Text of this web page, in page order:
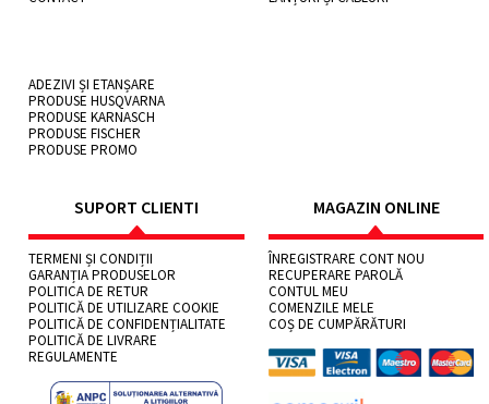
ADEZIVI ȘI ETANȘARE
PRODUSE HUSQVARNA
PRODUSE KARNASCH
PRODUSE FISCHER
PRODUSE PROMO
SUPORT CLIENTI
TERMENI ȘI CONDIȚII
GARANȚIA PRODUSELOR
POLITICA DE RETUR
POLITICĂ DE UTILIZARE COOKIE
POLITICĂ DE CONFIDENȚIALITATE
POLITICĂ DE LIVRARE
REGULAMENTE
MAGAZIN ONLINE
ÎNREGISTRARE CONT NOU
RECUPERARE PAROLĂ
CONTUL MEU
COMENZILE MELE
COȘ DE CUMPĂRĂTURI